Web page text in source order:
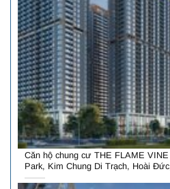
Căn hộ chung cư THE FLAME
Park, Kim Chung Di Trạch, Hoài